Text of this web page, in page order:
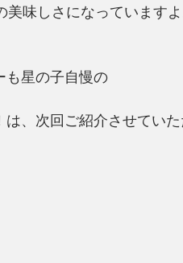
美味しさになっていますよ
も星の子自慢の
、次回ご紹介させていた